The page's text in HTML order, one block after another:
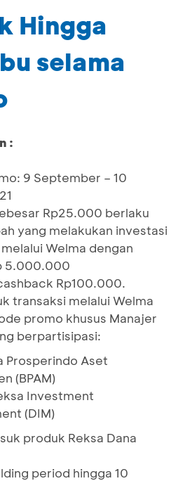
Hingga
selama
:
9 September – 10
Rp25.000 berlaku
yang melakukan investasi
Welma dengan
5.000.000
Rp100.000.
transaksi melalui Welma
promo khusus Manajer
berpartisipasi:
Prosperindo Aset
(BPAM)
Investment
(DIM)
produk Reksa Dana
period hingga 10